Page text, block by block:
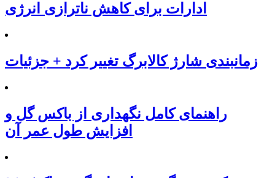
ادارات برای کاهش ناترازی انرژی
زمانبندی شارژ کالابرگ تغییر کرد + جزئیات
راهنمای کامل نگهداری از باکس گل و
افزایش طول عمر آن